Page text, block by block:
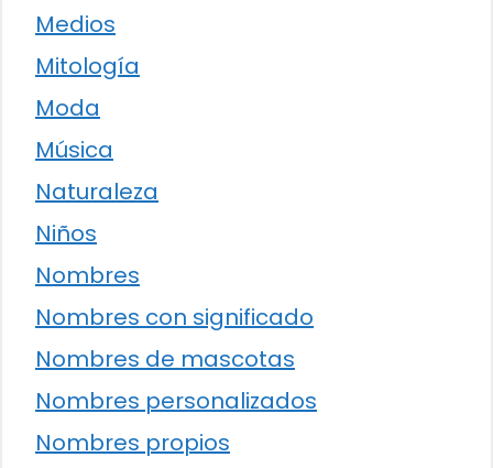
Medios
Mitología
Moda
Música
Naturaleza
Niños
Nombres
Nombres con significado
Nombres de mascotas
Nombres personalizados
Nombres propios